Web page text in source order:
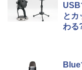
USB
とカ
わる